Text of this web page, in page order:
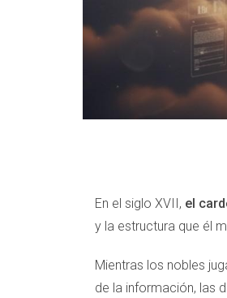
En el siglo XVII, el
y la estructura que él
Mientras los nobles
de la información, las